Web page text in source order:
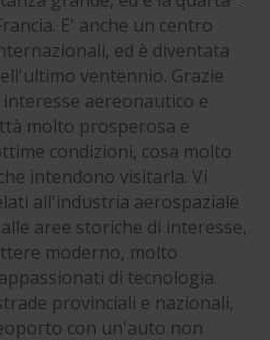
E' anche un centro
ed è diventata
ventennio. Grazie
aereonautico e
molto prosperosa e
condizioni, cosa molto
intendono visitarla. Vi
all'industria aerospaziale
aree storiche di interesse,
moderno, molto
di tecnologia.
provinciali e nazionali,
con un'auto non